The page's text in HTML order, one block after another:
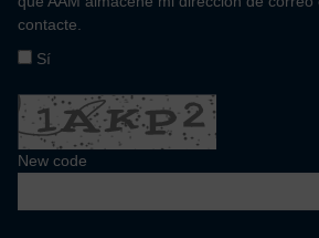
contacte.
Sí
New code